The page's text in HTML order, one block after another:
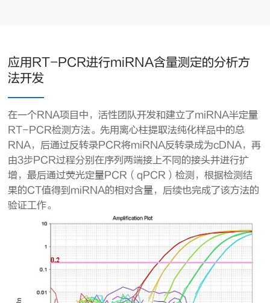
应用RT-PCR进行miRNA含量测定的分析方
法开发
在一个RNA项目中，活性团队开发和建立了miRNA半定量
RT-PCR检测方法。先用离心柱提取法纯化样品中的总
RNA，后通过反转录PCR将miRNA反转录成为cDNA，再
由3步PCR过程分别在序列两端接上不同的接头并进行扩
增，最后通过荧光定量PCR（qPCR）检测，根据检测结
果的CT值得到miRNA的相对含量，后续也完成了该方法的
验证工作。